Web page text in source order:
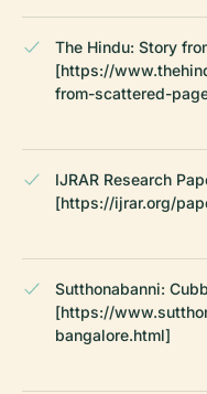
The Hindu: Story
[https://
from-scattered-
IJRAR Research
[https://ijrar.org/
Sutthonabanni:
[https://
bangalore.html]